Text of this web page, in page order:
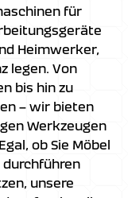
für
Heimwerker,
legen. Von
bis hin zu
– wir bieten
Werkzeugen
ob Sie Möbel
unsere